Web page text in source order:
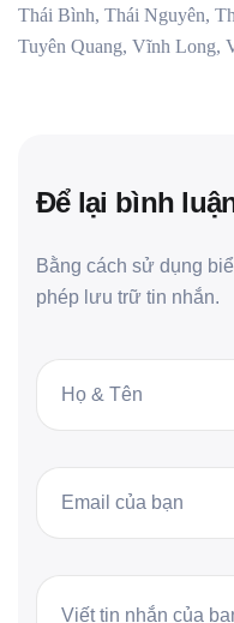
Thái Bình, Thái Nguyên,
Tuyên Quang, Vĩnh Long,
Để lại bình
Bằng cách sử dụng
phép lưu trữ tin nhắn.